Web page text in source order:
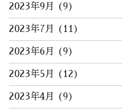
2023年9月 (9)
2023年7月 (11)
2023年6月 (9)
2023年5月 (12)
2023年4月 (9)